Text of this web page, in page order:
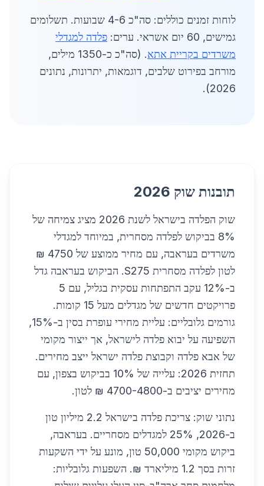
לוחות זמנים כוללים: סה"כ 4-6 שבועות. תשלומים
גמישים, 60 יום אשראי. ערים:
פלדה למגדלי
משרדים בקריית אתא
. (סה"כ כ-1350 מילים,
מורחב בפירוט שלבים, דוגמאות, יתרונות, נתונים
2026).
תובנות שוק 2026
שוק הפלדה בישראל לשנת 2026 מציג צמיחה של
8% בביקוש לפלדה מסחרית, במיוחד למגדלי
משרדים בעראבה, עם מחיר ממוצע של 4750 ₪
לטון לפלדה מסחרית S275. הביקוש בעראבה גדל
ב-12% עקב התפתחות עסקית בגליל, עם 5
פרויקטים חדשים של מגדלים מעל 15 קומות.
גורמים גלובליים: עליית מחירי עופרת בסין ב-15%,
השפיעה על יבוא פלדה לישראל, אך ייצור מקומי
של אבא פלדה וקבוצת פלדה ישראל ייצב מחירים.
תחזית 2026: עלייה של 10% בביקוש בצפון, עם
מחירים יציבים ב-4700-4800 ₪ לטון.
נתוני שוק: צריכת פלדה בישראל 2.2 מיליון טון
ב-2026, 25% למגדלים מסחריים. בעראבה,
ביקוש מקומי 50,000 טון, מונע על ידי השקעות
זרות בסך 1.2 מיליארד ₪. השפעות גלובליות: